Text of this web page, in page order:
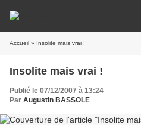
Accueil » Insolite mais vrai !
Insolite mais vrai !
Publié le 07/12/2007 à 13:24
Par Augustin BASSOLE